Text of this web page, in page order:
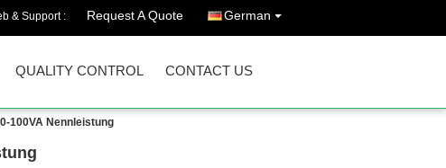
& Support : Request A Quote German
QUALITY CONTROL CONTACT US
100VA Nennleistung